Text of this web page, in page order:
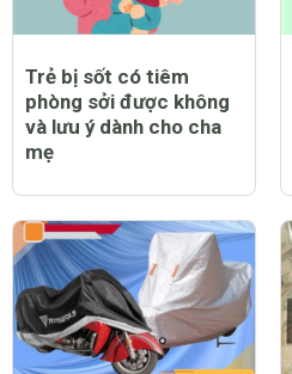
Trẻ bị sốt có tiêm
phòng sởi được không
và lưu ý dành cho cha
mẹ